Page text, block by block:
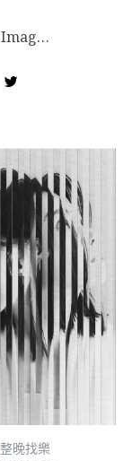
Photography/ Yao. Artwork Images Courtesy of Hong ...
晚找樂